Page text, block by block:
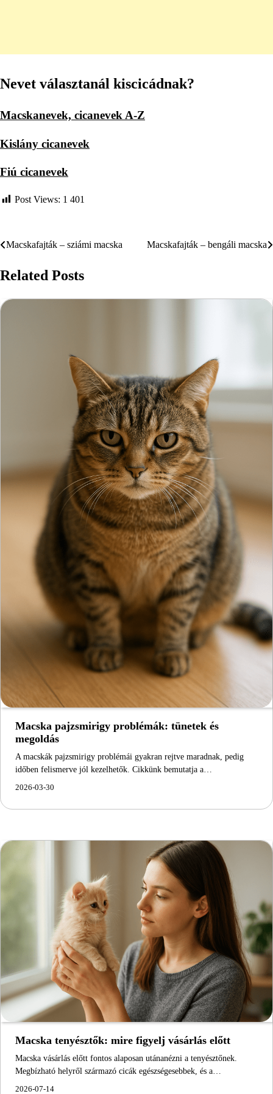
Nevet választanál kiscicádnak?
Macskanevek, cicanevek A-Z
Kislány cicanevek
Fiú cicanevek
Post Views: 1 401
Bejegyzés
navigáció
Macskafajták – sziámi macska Macskafajták – bengáli macska
Related Posts
Macska pajzsmirigy problémák: tünetek és
megoldás
A macskák pajzsmirigy problémái gyakran rejtve maradnak, pedig
időben felismerve jól kezelhetők. Cikkünk bemutatja a…
2026-03-30
Macska tenyésztők: mire figyelj vásárlás előtt
Macska vásárlás előtt fontos alaposan utánanézni a tenyésztőnek.
Megbízható helyről származó cicák egészségesebbek, és a…
2026-07-14